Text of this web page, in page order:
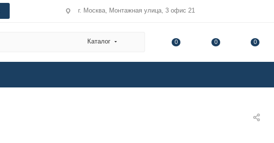
г. Москва, Монтажная улица, 3 офис 21
Каталог 0 0 0